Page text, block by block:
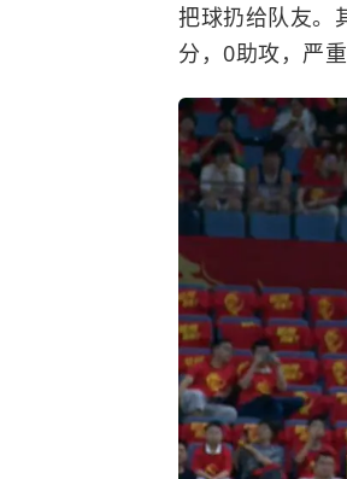
把球扔给队友。
分，0助攻，严重